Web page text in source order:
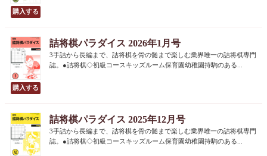
詰将棋パラダイス 2026年1月号
3手詰から長編まで、詰将棋を骨の髄まで楽しむ業界唯一の詰将棋専門
誌。●詰将棋◇初級コースキッズルーム保育園幼稚園持駒のある...
詰将棋パラダイス 2025年12月号
3手詰から長編まで、詰将棋を骨の髄まで楽しむ業界唯一の詰将棋専門
誌。●詰将棋◇初級コースキッズルーム保育園幼稚園持駒のある...